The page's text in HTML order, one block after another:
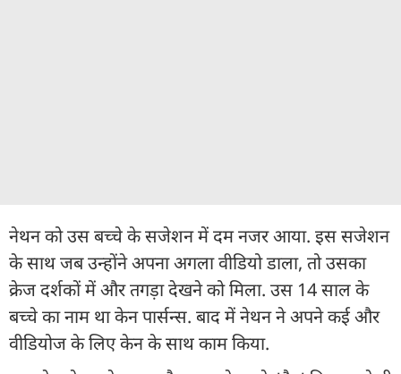
नेथन को उस बच्चे के सजेशन में दम नजर आया. इस सजेशन
के साथ जब उन्होंने अपना अगला वीडियो डाला, तो उसका
क्रेज दर्शकों में और तगड़ा देखने को मिला. उस 14 साल के
बच्चे का नाम था केन पार्सन्स. बाद में नेथन ने अपने कई और
वीडियोज के लिए केन के साथ काम किया.